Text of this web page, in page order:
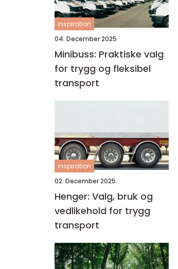
inspiration
04. December 2025
Minibuss: Praktiske valg
for trygg og fleksibel
transport
inspiration
02. December 2025
Henger: Valg, bruk og
vedlikehold for trygg
transport